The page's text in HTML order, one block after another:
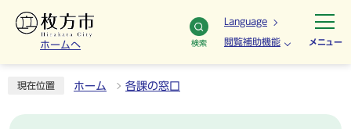
ホームへ 検索
Language
閲覧補助機能 メニュー
現在位置 ホーム 各課の窓口